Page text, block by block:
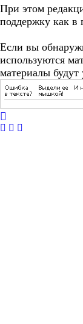
При этом
поддержку как в
Если вы
используются
материалы будут